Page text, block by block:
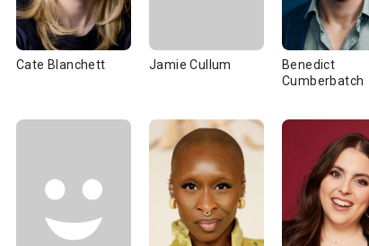
Cate Blanchett Jamie Cullum
Benedict
Cumberbatch